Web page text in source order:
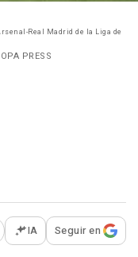
Real Madrid de la Liga de
PRESS
opciones para
IA Seguir en